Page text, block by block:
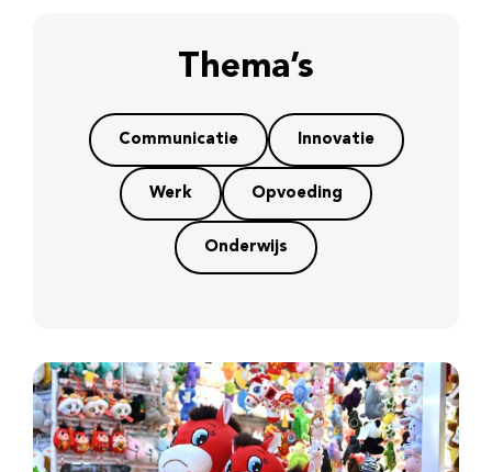
Thema’s
Communicatie Innovatie
Werk Opvoeding
Onderwijs